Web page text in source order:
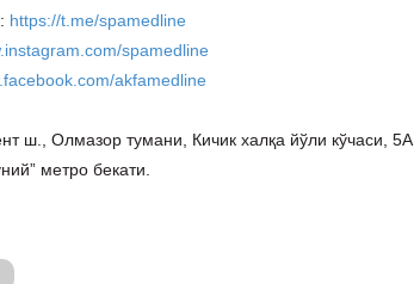
https://t.me/spamedline
spamedline
akfamedline
ш., Олмазор тумани, Кичик халқа йўли кўчаси, 5А
метро бекати.